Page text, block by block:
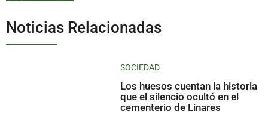
Noticias Relacionadas
SOCIEDAD
Los huesos cuentan la historia
que el silencio ocultó en el
cementerio de Linares